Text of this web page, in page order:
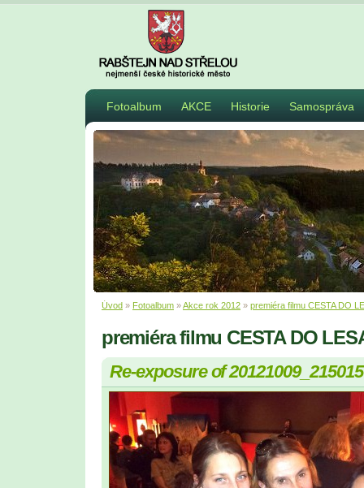
Fotoalbum AKCE Historie Samospráva
Úvod » Fotoalbum »Akce rok 2012 » premiéra filmu CESTA DO
premiéra filmu CESTA DO
Re-exposure of 20121009_215015